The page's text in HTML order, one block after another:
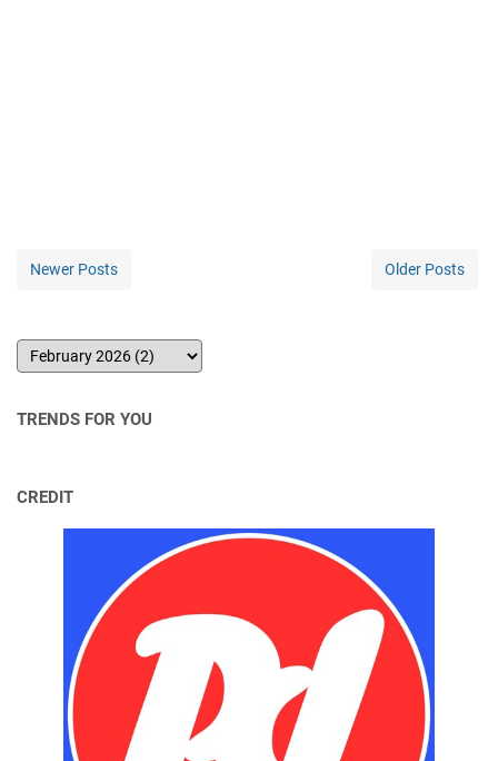
Newer Posts Older Posts
TRENDS FOR YOU
CREDIT